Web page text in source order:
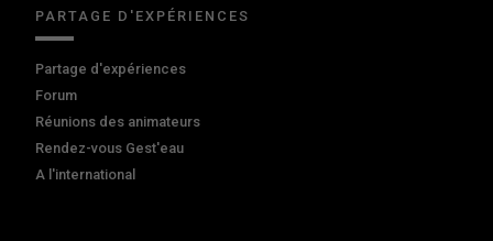
PARTAGE D'EXPÉRIENCES
Partage d'expériences
Forum
Réunions des animateurs
Rendez-vous Gest'eau
A l'international